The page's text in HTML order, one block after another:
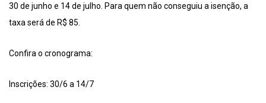
30 de junho e 14 de julho. Para quem não conseguiu a isenção, a
taxa será de R$ 85.
Confira o cronograma:
Inscrições: 30/6 a 14/7